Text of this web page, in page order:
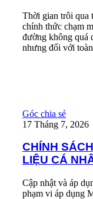
Thời gian trôi qua
chính thức chạm
đường không quá
nhưng đối với
CHÍNH SÁCH
Góc chia sẻ
17 Tháng 7, 2026
CHÍNH
LIỆU CÁ
Cập nhật và áp
phạm vi áp dụng